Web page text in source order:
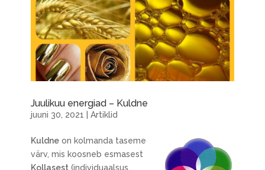
Juulikuu energiad – Kuldne
juuni 30, 2021 Artiklid
Kuldneon kolmanda taseme
värv, mis koosneb esmasest
Kollasest(individuaalsus,